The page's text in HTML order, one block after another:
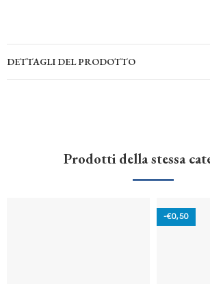
DETTAGLI DEL PRODOTTO
Prodotti della stessa
-€0,50